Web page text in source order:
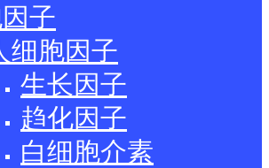
子
细胞因子
生长因子
趋化因子
白细胞介素